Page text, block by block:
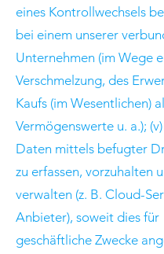
eines Kontrollwechsels
bei einem unserer
Unternehmen (im Wege
Verschmelzung, des
Kaufs (im Wesentlichen)
Vermögenswerte u. a.);
Daten mittels befugter
zu erfassen, vorzuhalten
verwalten (z. B. Cloud-
Anbieter), soweit dies für
geschäftliche Zwecke